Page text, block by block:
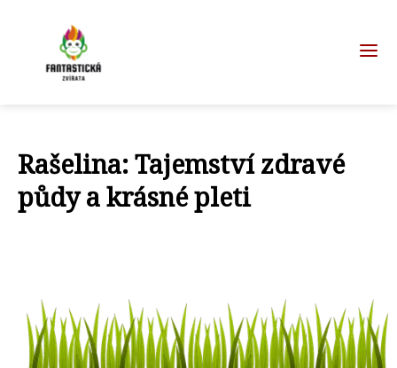
Rašelina: Tajemství zdravé
půdy a krásné pleti